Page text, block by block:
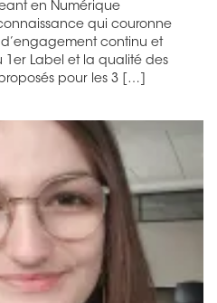
en Numérique
qui couronne
d’engagement continu et
1er Label et la qualité des
pour les 3 […]